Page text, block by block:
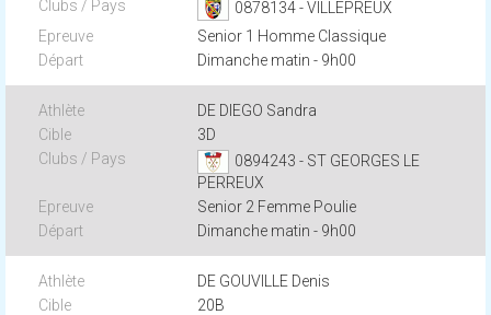
0878134 - VILLEPREUX
Senior 1 Homme Classique
Dimanche matin - 9h00
DE DIEGO Sandra
3D
0894243 - ST GEORGES LE
PERREUX
Senior 2 Femme Poulie
Dimanche matin - 9h00
DE GOUVILLE Denis
20B